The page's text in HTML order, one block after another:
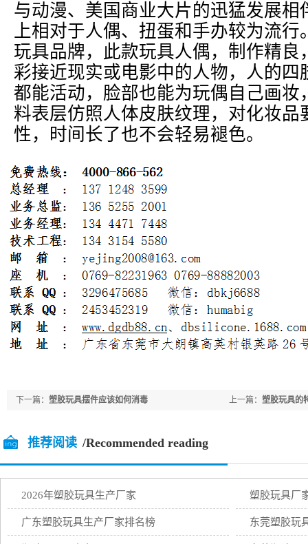
与动漫、美国商业大片的迅猛发展相
上相对于人偶、扭蛋和手办较为流行
玩具品牌，此款玩具人偶，制作精良
彩接近现实或电影中的人物，人的四
都能活动，脸部也能为玩偶自己画妆
料表层仿照人体皮肤纹理，对化妆品
性，时间长了也不会轻易褪色。
上一篇： 塑胶玩具的
下一篇： 塑胶玩具摆件应该如何消毒
推荐阅读 /Recommended reading
2026年塑胶玩具生产厂家 塑胶玩具厂
广东塑胶玩具生产厂家排名榜 东莞塑胶玩